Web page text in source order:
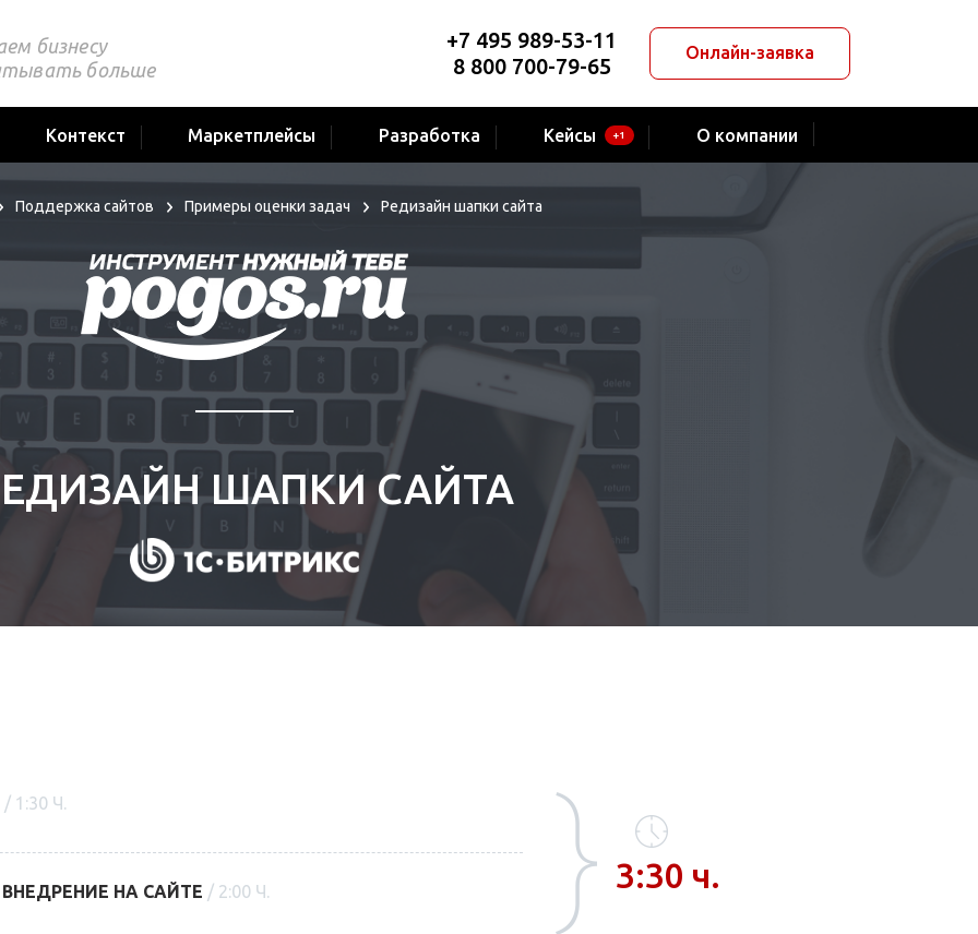
бизнесу
больше
+7 495 989-53-11
8 800 700-79-65
Онлайн-заявка
Контекст Маркетплейсы Разработка Кейсы +1 О компании
Поддержка сайтов Примеры оценки задач Редизайн шапки сайта
ШАПКИ САЙТА
/ 1:30 Ч.
НА САЙТЕ / 2:00 Ч. 3:30 ч.